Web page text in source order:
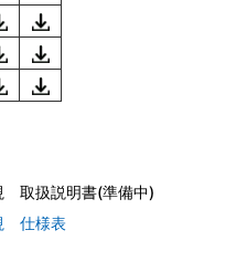
取扱説明書(準備中)
仕様表